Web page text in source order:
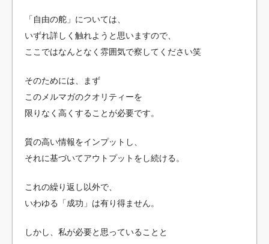
「自由の舵」については、
いずれ詳しく触れようと思いますので、
ここではなんとなく雰囲気で察してください笑
そのためには、まず
このメルマガのクオリティーを
限りなく高くすることが必要です。
質の高い情報をインプットし、
それに基づいてアウトプットをし続ける。
これの繰り返し以外で、
いわゆる「成功」は有り得ません。
しかし、私が必要と思っていることと